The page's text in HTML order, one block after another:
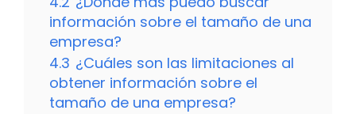
información sobre el tamaño de una
empresa?
4.3 ¿Cuáles son las limitaciones al
obtener información sobre el
tamaño de una empresa?